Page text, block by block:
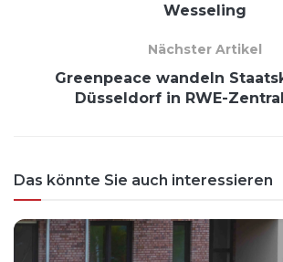
Wesseling
Nächster Artikel
Greenpeace wandeln
Düsseldorf in RWE-
Das könnte Sie auch interessieren